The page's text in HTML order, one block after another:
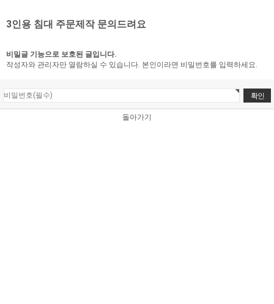
3인용 침대 주문제작 문의드려요
비밀글 기능으로 보호된 글입니다.
작성자와 관리자만 열람하실 수 있습니다. 본인이라면 비밀번호를 입력하세요.
돌아가기